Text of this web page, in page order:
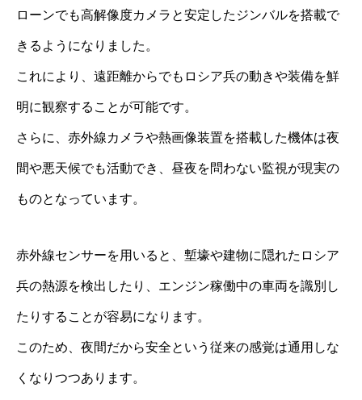
ローンでも高解像度カメラと安定したジンバルを搭載で
きるようになりました。
これにより、遠距離からでもロシア兵の動きや装備を鮮
明に観察することが可能です。
さらに、赤外線カメラや熱画像装置を搭載した機体は夜
間や悪天候でも活動でき、昼夜を問わない監視が現実の
ものとなっています。
赤外線センサーを用いると、塹壕や建物に隠れたロシア
兵の熱源を検出したり、エンジン稼働中の車両を識別し
たりすることが容易になります。
このため、夜間だから安全という従来の感覚は通用しな
くなりつつあります。